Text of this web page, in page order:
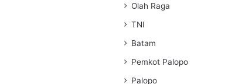
Olah Raga
TNI
Batam
Pemkot Palopo
Palopo